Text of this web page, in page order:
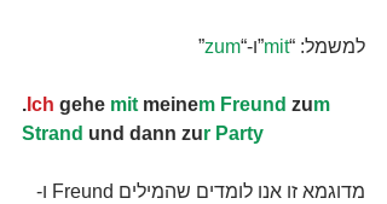
למשמל: “mit”ו-“zum
”
. Ich gehe mit meinem Freund zum
Strand und dann zur Party
מדוגמא זו אנו לומדים שהמילים Freund ו-